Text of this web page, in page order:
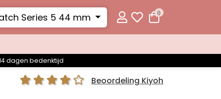
Series 5 44 mm 0
dagen bedenktijd
Beoordeling Kiyoh